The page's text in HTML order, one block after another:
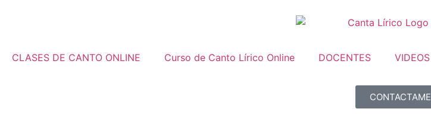
CLASES DE CANTO ONLINE Curso de Canto Lírico Online DOCENTES VIDEOS
CONTACTAME